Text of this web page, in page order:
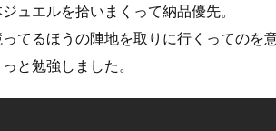
ュエルを拾いまくって納品優先。
てるほうの陣地を取りに行くってのを
と勉強しました。